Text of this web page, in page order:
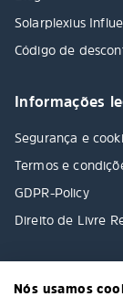
Solarplexius
Código de
Informações
Segurança e
Termos e
GDPR-Policy
Direito de Livre
Nós usamos